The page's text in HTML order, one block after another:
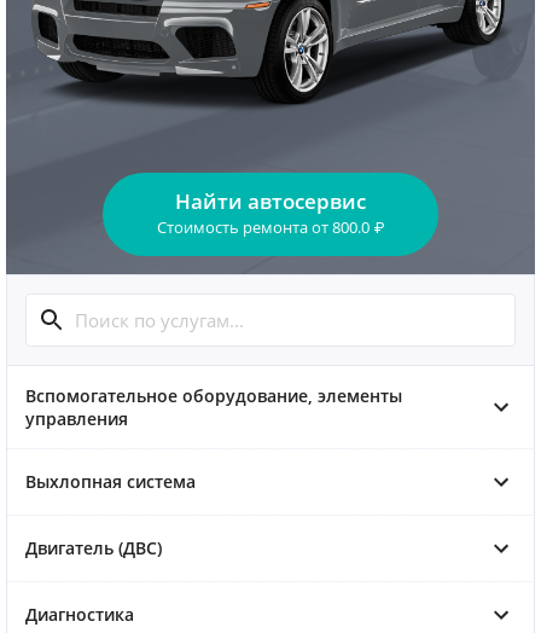
Найти автосервис
Стоимость ремонтаот800.0 ₽
Вспомогательное оборудование, элементы
управления
Выхлопная система
Двигатель (ДВС)
Диагностика